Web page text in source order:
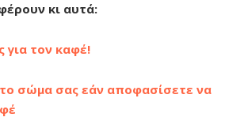
κι αυτά:
για τον καφέ!
σώμα σας εάν αποφασίσετε να